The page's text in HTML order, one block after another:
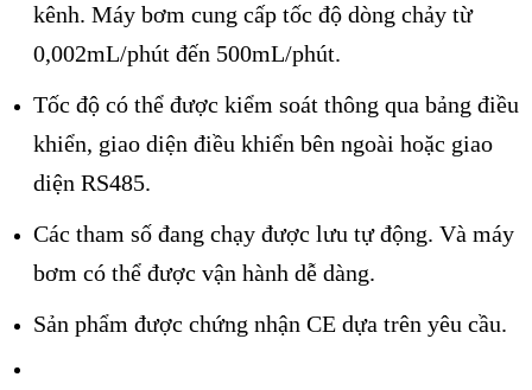
kênh. Máy bơm cung cấp tốc độ dòng chảy từ
0,002mL/phút đến 500mL/phút.
Tốc độ có thể được kiểm soát thông qua bảng điều
khiển, giao diện điều khiển bên ngoài hoặc giao
diện RS485.
Các tham số đang chạy được lưu tự động. Và máy
bơm có thể được vận hành dễ dàng.
Sản phẩm được chứng nhận CE dựa trên yêu cầu.